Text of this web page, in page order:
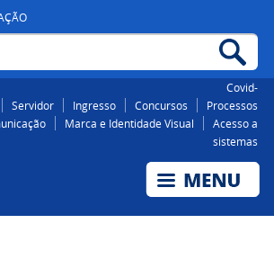
Covid-
Servidor Ingresso Concursos
Processos
Marca e Identidade Visual
Acesso a
sistemas